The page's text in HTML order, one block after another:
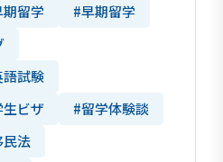
留学
#早期留学
語試験
生ビザ
#留学体験談
民法